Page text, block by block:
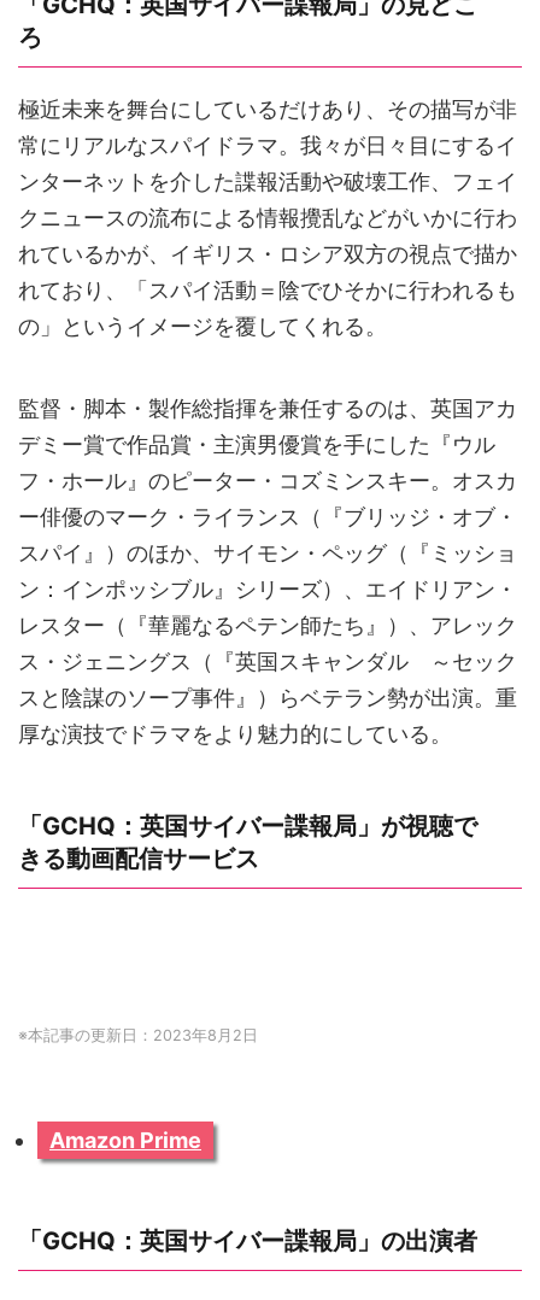
ろ
極近未来を舞台にしているだけあり、その描写が非
常にリアルなスパイドラマ。我々が日々目にするイ
ンターネットを介した諜報活動や破壊工作、フェイ
クニュースの流布による情報攪乱などがいかに行わ
れているかが、イギリス・ロシア双方の視点で描か
れており、「スパイ活動＝陰でひそかに行われるも
の」というイメージを覆してくれる。
監督・脚本・製作総指揮を兼任するのは、英国アカ
デミー賞で作品賞・主演男優賞を手にした『ウル
フ・ホール』のピーター・コズミンスキー。オスカ
ー俳優のマーク・ライランス（『ブリッジ・オブ・
スパイ』）のほか、サイモン・ペッグ（『ミッショ
ン：インポッシブル』シリーズ）、エイドリアン・
レスター（『華麗なるペテン師たち』）、アレック
ス・ジェニングス（『英国スキャンダル ～セック
スと陰謀のソープ事件』）らベテラン勢が出演。重
厚な演技でドラマをより魅力的にしている。
「GCHQ：英国サイバー諜報局」が視聴で
きる動画配信サービス
※本記事の更新日：2023年8月2日
Amazon Prime
「GCHQ：英国サイバー諜報局」の出演者